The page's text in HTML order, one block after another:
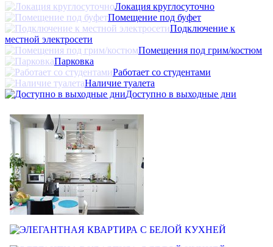
Локация круглосуточно
Помещение под буфет
Подключение к
местной электросети
Помещения под грим/костюм
Парковка
Работает со студентами
Наличие туалета
Доступно в выходные дни